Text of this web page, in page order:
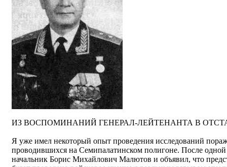
ИЗ ВОСПОМИНАНИЙ ГЕНЕРАЛ-ЛЕЙТЕНАНТА В
Я уже имел некоторый опыт проведения исследований
проводившихся на Семипалатинском полигоне. После
начальник Борис Михайлович Малютов и объявил, что